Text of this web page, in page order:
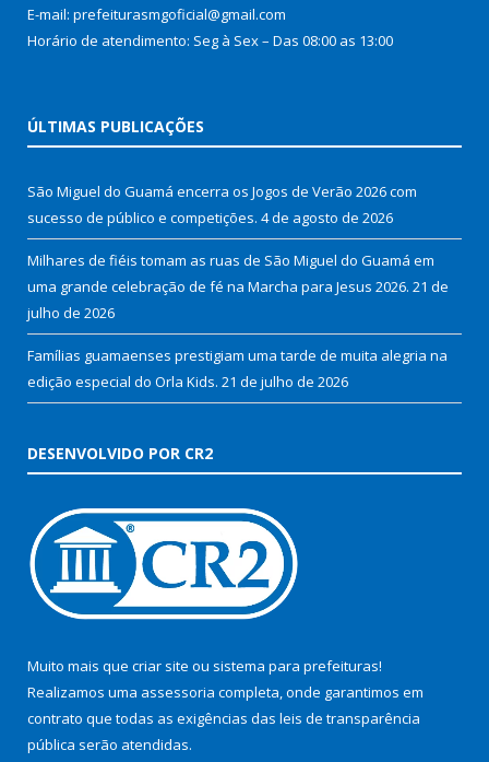
E-mail: prefeiturasmgoficial@gmail.com
Horário de atendimento: Seg à Sex – Das 08:00 as 13:00
ÚLTIMAS PUBLICAÇÕES
São Miguel do Guamá encerra os Jogos de Verão 2026 com
sucesso de público e competições. 4 de agosto de 2026
Milhares de fiéis tomam as ruas de São Miguel do Guamá em
uma grande celebração de fé na Marcha para Jesus 2026. 21 de
julho de 2026
Famílias guamaenses prestigiam uma tarde de muita alegria na
edição especial do Orla Kids. 21 de julho de 2026
DESENVOLVIDO POR CR2
Muito mais que criar site ou sistema para prefeituras!
Realizamos uma assessoria completa, onde garantimos em
contrato que todas as exigências das leis de transparência
pública serão atendidas.